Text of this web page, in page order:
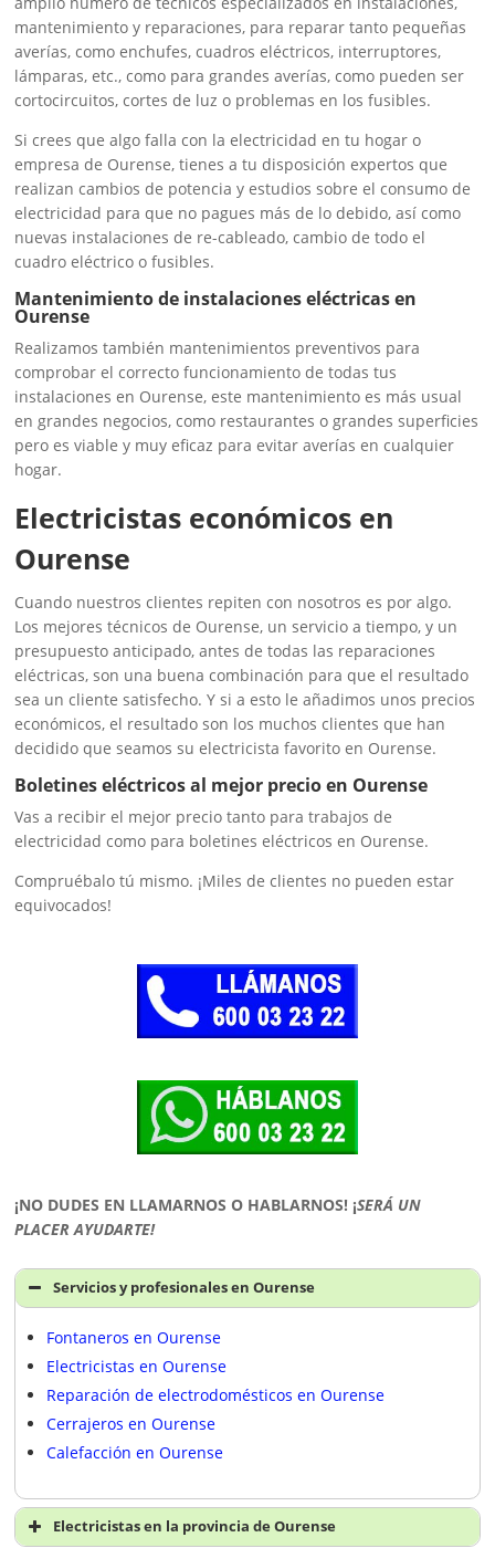
mantenimiento y reparaciones, para reparar tanto pequeñas
averías, como enchufes, cuadros eléctricos, interruptores,
lámparas, etc., como para grandes averías, como pueden ser
cortocircuitos, cortes de luz o problemas en los fusibles.
Si crees que algo falla con la electricidad en tu hogar o
empresa de Ourense, tienes a tu disposición expertos que
realizan cambios de potencia y estudios sobre el consumo de
electricidad para que no pagues más de lo debido, así como
nuevas instalaciones de re-cableado, cambio de todo el
cuadro eléctrico o fusibles.
Mantenimiento de instalaciones eléctricas en
Ourense
Realizamos también mantenimientos preventivos para
comprobar el correcto funcionamiento de todas tus
instalaciones en Ourense, este mantenimiento es más usual
en grandes negocios, como restaurantes o grandes superficies
pero es viable y muy eficaz para evitar averías en cualquier
hogar.
Electricistas económicos en
Ourense
Cuando nuestros clientes repiten con nosotros es por algo.
Los mejores técnicos de Ourense, un servicio a tiempo, y un
presupuesto anticipado, antes de todas las reparaciones
eléctricas, son una buena combinación para que el resultado
sea un cliente satisfecho. Y si a esto le añadimos unos precios
económicos, el resultado son los muchos clientes que han
decidido que seamos su electricista favorito en Ourense.
Boletines eléctricos al mejor precio en Ourense
Vas a recibir el mejor precio tanto para trabajos de
electricidad como para boletines eléctricos en Ourense.
Compruébalo tú mismo. ¡Miles de clientes no pueden estar
equivocados!
¡NO DUDES EN LLAMARNOS O HABLARNOS! ¡SERÁ UN
PLACER AYUDARTE!
Servicios y profesionales en Ourense
Fontaneros en Ourense
Electricistas en Ourense
Reparación de electrodomésticos en Ourense
Cerrajeros en Ourense
Calefacción en Ourense
Electricistas en la provincia de Ourense